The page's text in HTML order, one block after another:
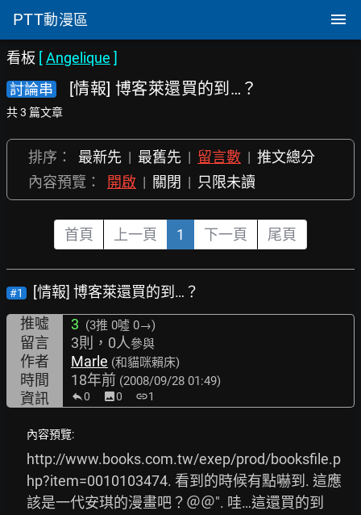
PTT動漫區
看板 [Angelique ]
討論串
[情報] 博客萊還買的到…？
共 3 篇文章
排序： 最新先 | 最舊先 | 留言數 | 推文總分
內容預覽：
開啟 | 關閉 | 只限未讀
首頁 上一頁 1 下一頁 尾頁
#1
[情報] 博客萊還買的到…？
推噓
3 (3推 0噓 0→)
留言 3則，0人參與
作者 Marle (和貓咪賴床)
時間 18年前 (2008/09/28 01:49)
資訊 0 image0 link1
內容預覽:
http://www.books.com.tw/exep/prod/booksfile.p
hp?item=0010103474. 看到的時候有點嚇到. 這應
該是一代安琪的漫畫吧？＠＠". 哇…這還買的到